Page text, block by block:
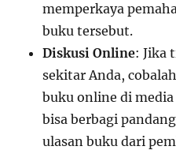
memperkaya
buku tersebut.
Diskusi Online: Jika
sekitar Anda,
buku online di
bisa berbagi
ulasan buku dari